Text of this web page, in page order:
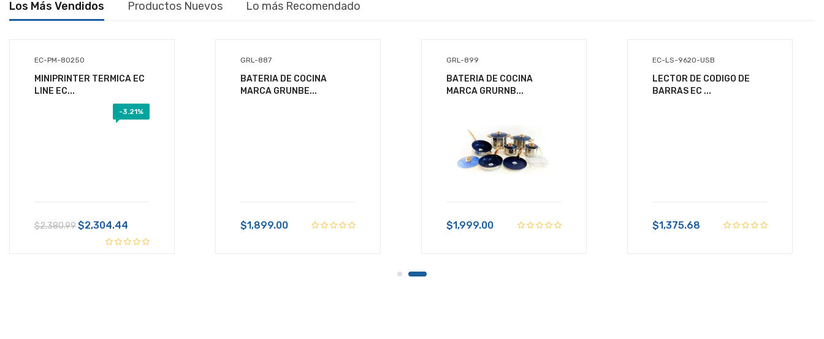
GABINETE DE RACK
GAMES
HERRAMIENTAS
IMPRESORA DE AMPLIO FORMATO
IVA Incluido
Disponible: Sin Inventario
Los Más Vendidos Productos Nuevos Lo más Recomendado
EC-PM-80250
MINIPRINTER TERMICA EC
LINE EC...
-3.21%
$2,380.99$2,304.44
GRL-887
BATERIA DE COCINA
MARCA GRUNBE...
$1,899.00
GRL-899
BATERIA DE COCINA
MARCA GRURNB...
$1,999.00
EC-LS-9620-USB
LECTOR DE CODIGO DE
BARRAS EC ...
$1,375.68